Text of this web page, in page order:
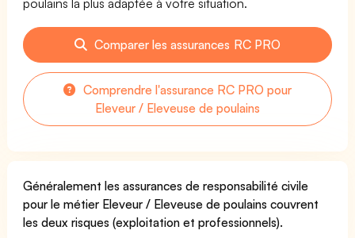
Comparer les assurances RC PRO
Comprendre l'assurance RC PRO pour
Eleveur / Eleveuse de poulains
Généralement les assurances de responsabilité civile
pour le métier Eleveur / Eleveuse de poulains couvrent
les deux risques (exploitation et professionnels).